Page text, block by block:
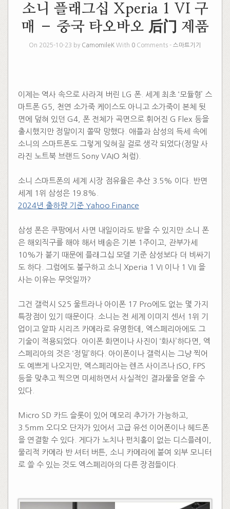
소니 플래그십 Xperia 1 VI 구
매 – 중국 타오바오 后门 제품
On 2025-10-23 by CamomileK With 0 Comments - 스마트기기
이제는 역사 속으로 사라져 버린 LG 폰. 세계 최초 ‘모듈형’ 스
마트폰 G5, 천연 소가죽 케이스도 아니고 소가죽이 본체 뒷
면에 덮혀 있던 G4, 폰 전체가 곡면으로 휘어진 G Flex 등을
출시했지만 정말이지 쫄딱 망했다. 애플과 삼성의 득세 속에
소니의 스마트폰도 그렇게 잊혀질 걸로 생각 되었다(정말 사
라진 노트북 브랜드 Sony VAIO 처럼).
소니 스마트폰의 세계 시장 점유율은 추산 3.5% 이다. 반면
세계 1위 삼성은 19.8%.
2024년 출하량 기준 Yahoo Finance
삼성 폰은 쿠팡에서 사면 내일이라도 받을 수 있지만 소니 폰
은 해외직구를 해야 해서 배송은 기본 1주이고, 관부가세
10%가 붙기 때문에 플래그십 모델 기준 삼성보다 더 비싸기
도 하다. 그럼에도 불구하고 소니 Xperia 1 VI 이나 1 VII 을
사는 이유는 무엇일까?
그건 갤럭시 S25 울트라나 아이폰 17 Pro에도 없는 몇 가지
특장점이 있기 때문이다. 소니는 전 세계 이미지 센서 1위 기
업이고 알파 시리즈 카메라로 유명한데, 엑스페리아에도 그
기술이 적용되었다. 아이폰 화면이나 사진이 ‘화사’하다면, 엑
스페리아의 것은 ‘정밀’하다. 아이폰이나 갤럭시는 그냥 찍어
도 예쁘게 나오지만, 엑스페리아는 렌즈 사이즈나 ISO, FPS
등을 맞추고 찍으면 미세하면서 사실적인 결과물을 얻을 수
있다.
Micro SD 카드 슬롯이 있어 메모리 추가가 가능하고,
3.5mm 오디오 단자가 있어서 고급 유선 이어폰이나 헤드폰
을 연결할 수 있다. 게다가 노치나 펀치홀이 없는 디스플레이,
물리적 카메라 반 셔터 버튼, 소니 카메라에 붙여 외부 모니터
로 쓸 수 있는 것도 엑스페리아의 다른 장점들이다.